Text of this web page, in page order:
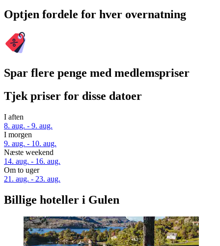
Optjen fordele for hver overnatning
Spar flere penge med medlemspriser
Tjek priser for disse datoer
I aften
8. aug. - 9. aug.
I morgen
9. aug. - 10. aug.
Næste weekend
14. aug. - 16. aug.
Om to uger
21. aug. - 23. aug.
Billige hoteller i Gulen